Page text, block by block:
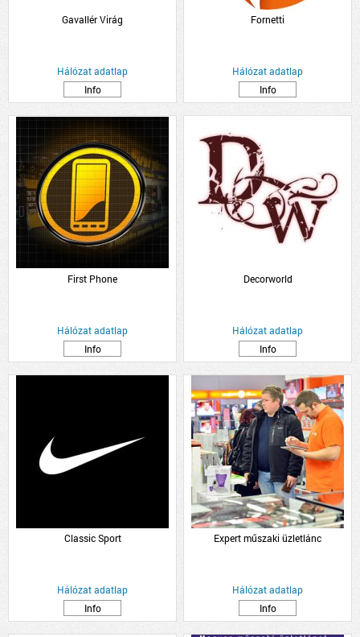
Gavallér Virág
Hálózat adatlap
Info
Fornetti
Hálózat adatlap
Info
First Phone
Hálózat adatlap
Info
Decorworld
Hálózat adatlap
Info
Classic Sport
Hálózat adatlap
Info
Expert műszaki üzletlánc
Hálózat adatlap
Info